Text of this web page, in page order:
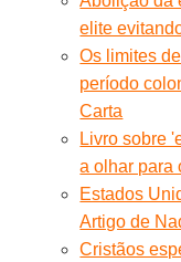
elite
Os limites
período
Carta
Livro sobre
a olhar para
Estados
Artigo de
Cristãos